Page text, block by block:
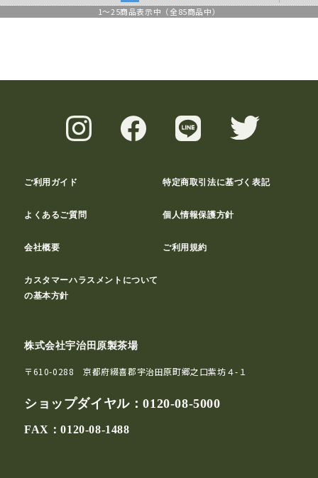
1～25商品表示中（全85商品中）
ご利用ガイド 特定商取引法に基づく表記
よくあるご質問 個人情報保護方針
会社概要 ご利用規約
カスタマーハラスメントについて
の基本方針
株式会社宇治田原製茶場
〒610-0288 京都府綴喜郡宇治田原町郷之口紫坊４-１
ショップダイヤル：0120-08-5000
FAX：0120-08-1488